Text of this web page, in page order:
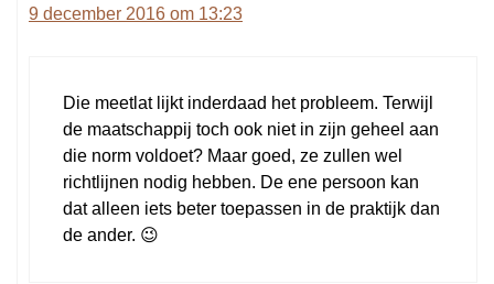
9 december 2016 om 13:23
Die meetlat lijkt inderdaad het probleem. Terwijl
de maatschappij toch ook niet in zijn geheel aan
die norm voldoet? Maar goed, ze zullen wel
richtlijnen nodig hebben. De ene persoon kan
dat alleen iets beter toepassen in de praktijk dan
de ander. 😉